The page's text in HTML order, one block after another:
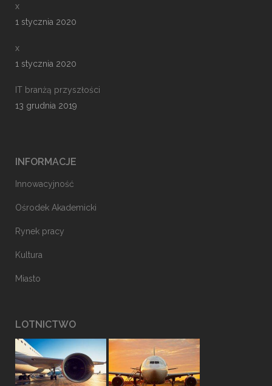
x
1 stycznia 2020
x
1 stycznia 2020
IT branżą przyszłości
13 grudnia 2019
INFORMACJE
Innowacyjność
Ośrodek Akademicki
Rynek pracy
Kultura
Miasto
LOTNICTWO